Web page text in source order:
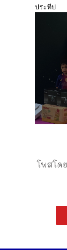
ประทีป
โพสโดย